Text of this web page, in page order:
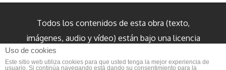
Todos los contenidos de esta obra (texto,
imágenes, audio y vídeo) están bajo una licencia
internacional Creative Commons Reconocimiento
Uso de cookies
Este sitio web utiliza cookies para que usted tenga la mejor experiencia de
usuario. Si continúa navegando está dando su consentimiento para la